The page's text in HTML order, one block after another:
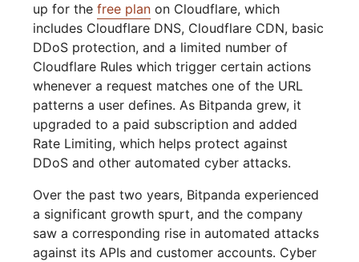
up for thefree plan on Cloudflare, which
includes Cloudflare DNS, Cloudflare CDN, basic
DDoS protection, and a limited number of
Cloudflare Rules which trigger certain actions
whenever a request matches one of the URL
patterns a user defines. As Bitpanda grew, it
upgraded to a paid subscription and added
Rate Limiting, which helps protect against
DDoS and other automated cyber attacks.
Over the past two years, Bitpanda experienced
a significant growth spurt, and the company
saw a corresponding rise in automated attacks
against its APIs and customer accounts. Cyber